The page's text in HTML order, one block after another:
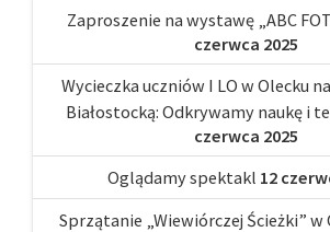
Zaproszenie na wystawę „ABC
czerwca 2025
Wycieczka uczniów I LO w Olecku
Białostocką: Odkrywamy naukę i
czerwca 2025
Oglądamy spektakl 12
Sprzątanie „Wiewiórczej Ścieżki” w